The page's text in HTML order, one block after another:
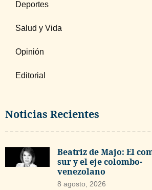
Deportes
Salud y Vida
Opinión
Editorial
Noticias Recientes
Beatriz de Majo: El
sur y el eje colombo-
venezolano
8 agosto, 2026